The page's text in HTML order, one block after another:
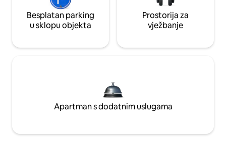
Besplatan parking
u sklopu objekta
Prostorija za
vježbanje
Apartman s dodatnim uslugama